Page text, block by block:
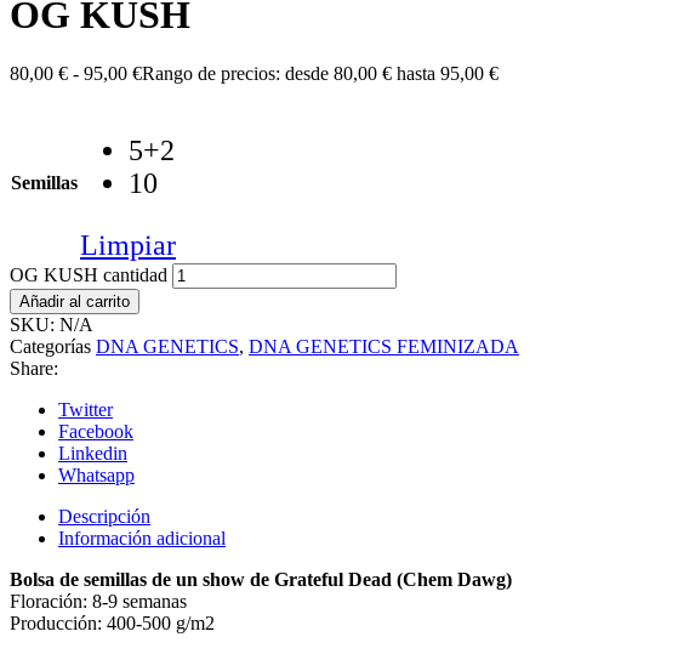
OG KUSH
80,00 € - 95,00 €Rango de precios: desde 80,00 € hasta 95,00 €
Semillas
5+2
10
Limpiar
OG KUSH cantidad
Añadir al carrito
SKU: N/A
Categorías DNA GENETICS, DNA GENETICS FEMINIZADA
Share:
Twitter
Facebook
Linkedin
Whatsapp
Descripción
Información adicional
Bolsa de semillas de un show de Grateful Dead (Chem Dawg)
Floración: 8-9 semanas
Producción: 400-500 g/m2